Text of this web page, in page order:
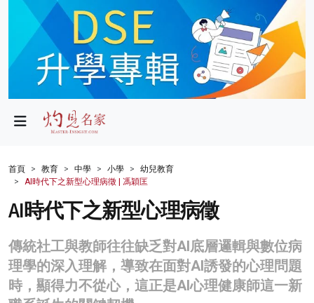
政局
財經
生活
健康
商業
科技
首頁 教育 中學 小學
幼兒教育
AI時代下之新型心理病徵 | 馮穎匡
AI時代下之新型心理病徵
傳統社工與教師往往缺乏對AI底層邏輯與數位病
理學的深入理解，導致在面對AI誘發的心理問題
時，顯得力不從心，這正是AI心理健康師這一新